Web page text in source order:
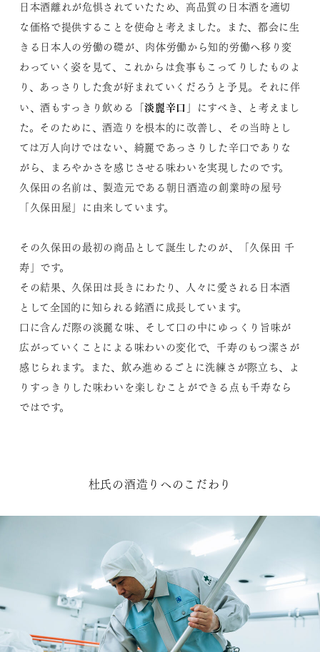
日本酒離れが危惧されていたため、高品質の日本酒を適切
な価格で提供することを使命と考えました。また、都会に生
きる日本人の労働の礎が、肉体労働から知的労働へ移り変
わっていく姿を見て、これからは食事もこってりしたものよ
り、あっさりした食が好まれていくだろうと予見。それに伴
い、酒もすっきり飲める「淡麗辛口 」にすべき、と考えまし
た。そのために、酒造りを根本的に改善し、その当時とし
ては万人向けではない、綺麗であっさりした辛口でありな
がら、まろやかさを感じさせる味わいを実現したのです。
久保田の名前は、製造元である朝日酒造の創業時の屋号
「久保田屋」に由来しています。
その久保田の最初の商品として誕生したのが、「久保田 千
寿」です。
その結果、久保田は長きにわたり、人々に愛される日本酒
として全国的に知られる銘酒に成長しています。
口に含んだ際の淡麗な味、そして口の中にゆっくり旨味が
広がっていくことによる味わいの変化で、千寿のもつ潔さが
感じられます。また、飲み進めるごとに洗練さが際立ち、よ
りすっきりした味わいを楽しむことができる点も千寿なら
ではです。
杜氏の酒造りへのこだわり